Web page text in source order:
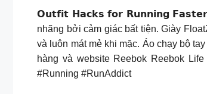
𝗢𝘂𝘁𝗳𝗶𝘁 𝗛𝗮𝗰𝗸𝘀 𝗳𝗼𝗿 𝗥𝘂𝗻𝗻𝗶𝗻𝗴 𝗙𝗮𝘀𝘁𝗲𝗿
nhãng bởi cảm giác bất tiện. Giày
và luôn mát mẻ khi mặc. Áo chạy bộ
hàng và website Reebok Reebok
#Running #RunAddict